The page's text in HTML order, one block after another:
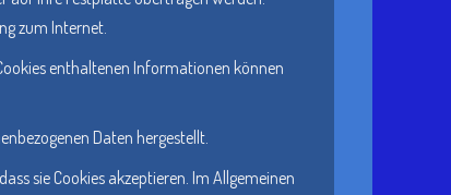
zum Internet.
enthaltenen Informationen können
Daten hergestellt.
sie Cookies akzeptieren. Im Allgemeinen